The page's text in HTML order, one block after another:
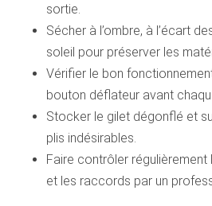
sortie.
Sécher à l’ombre, à l’écart
soleil pour préserver les
Vérifier le bon
bouton déflateur avant
Stocker le gilet dégonflé et
plis indésirables.
Faire contrôler
et les raccords par un